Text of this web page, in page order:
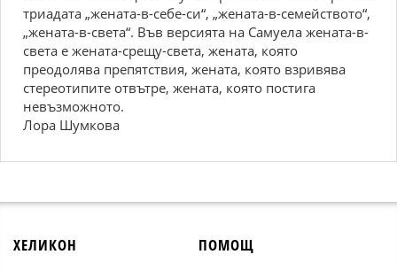
триадата „жената-в-себе-си“, „жената-в-семейството“,
„жената-в-света“. Във версията на Самуeла жената-в-
света е жената-срещу-света, жената, която
преодолява препятствия, жената, която взривява
стереотипите отвътре, жената, която постига
невъзможното.
Лора Шумкова
ХЕЛИКОН ПОМОЩ